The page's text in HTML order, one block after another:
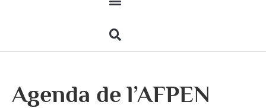
Agenda de l’AFPEN